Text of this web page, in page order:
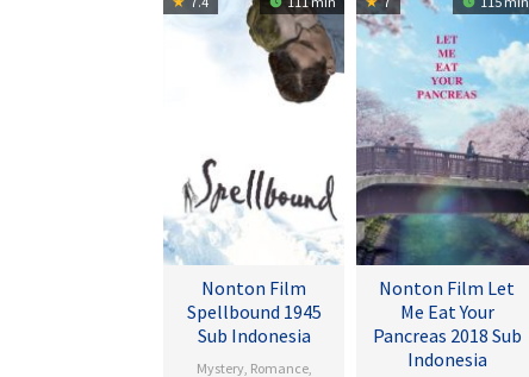
Nonton Film
Spellbound 1945
Sub Indonesia
Mystery, Romance,
Nonton Film Let
Me Eat Your
Pancreas 2018 Sub
Indonesia